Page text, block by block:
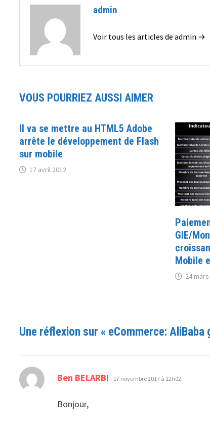
admin
Voir tous les articles de admin →
VOUS POURRIEZ AUSSI AIMER
Il va se mettre au HTML5 Adobe
arrête le développement de Flash
sur mobile
17 avril 2012
GIE/
Mobile
24
Une réflexion sur « eCommerce:
Ben BELARBI dit :
17 novembre 2017 à 12h02
Bonjour,